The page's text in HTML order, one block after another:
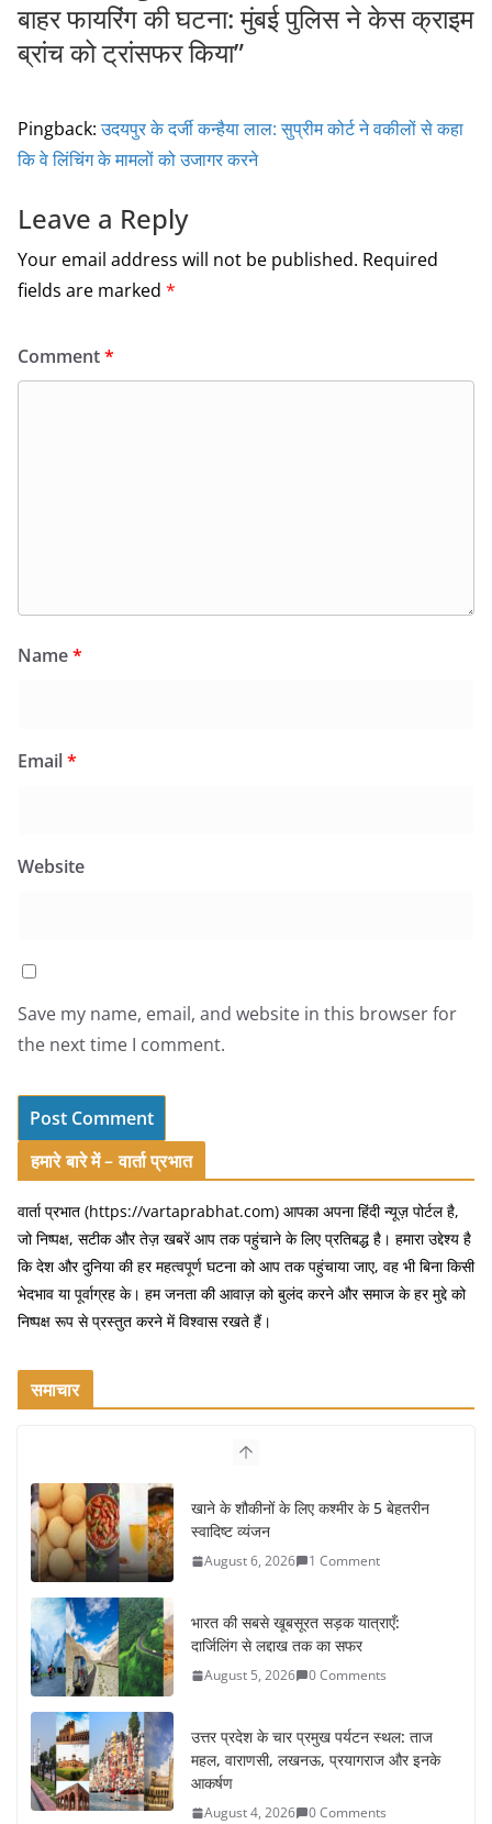
बाहर फायरिंग की घटना: मुंबई पुलिस ने केस क्राइम
ब्रांच को ट्रांसफर किया”
Pingback:उदयपुर के दर्जी कन्हैया लाल: सुप्रीम कोर्ट ने वकीलों से कहा
कि वे लिंचिंग के मामलों को उजागर करने
Leave a Reply
Your email address will not be published. Required
fields are marked *
Comment*
Name*
Email*
Website
Save my name, email, and website in this browser for
the next time I comment.
हमारे बारे में – वार्ता प्रभात
वार्ता प्रभात (https://vartaprabhat.com) आपका अपना हिंदी न्यूज़ पोर्टल है,
जो निष्पक्ष, सटीक और तेज़ खबरें आप तक पहुंचाने के लिए प्रतिबद्ध है। हमारा उद्देश्य है
कि देश और दुनिया की हर महत्वपूर्ण घटना को आप तक पहुंचाया जाए, वह भी बिना किसी
भेदभाव या पूर्वाग्रह के। हम जनता की आवाज़ को बुलंद करने और समाज के हर मुद्दे को
निष्पक्ष रूप से प्रस्तुत करने में विश्वास रखते हैं।
समाचार
खाने के शौकीनों के लिए कश्मीर के 5 बेहतरीन
स्वादिष्ट व्यंजन
August 6, 2026 1 Comment
भारत की सबसे खूबसूरत सड़क यात्राएँ:
दार्जिलिंग से लद्दाख तक का सफर
August 5, 2026 0 Comments
उत्तर प्रदेश के चार प्रमुख पर्यटन स्थल: ताज
महल, वाराणसी, लखनऊ, प्रयागराज और इनके
आकर्षण
August 4, 2026 0 Comments